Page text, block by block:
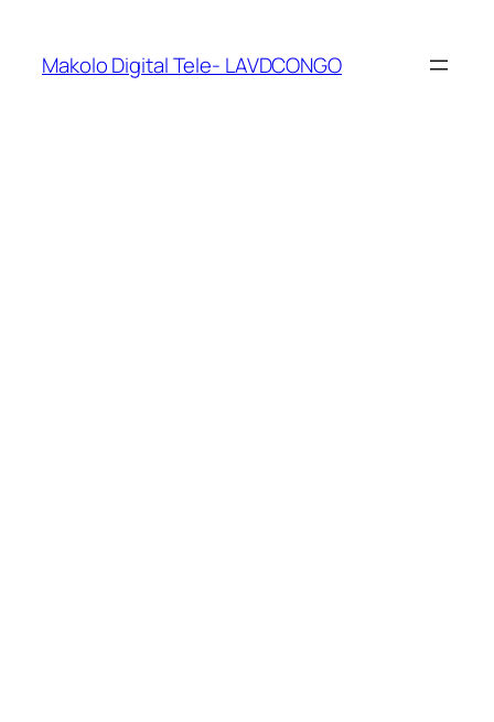
Makolo Digital Tele- LAVDCONGO